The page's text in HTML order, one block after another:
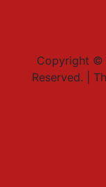
Copyright ©
Reserved.